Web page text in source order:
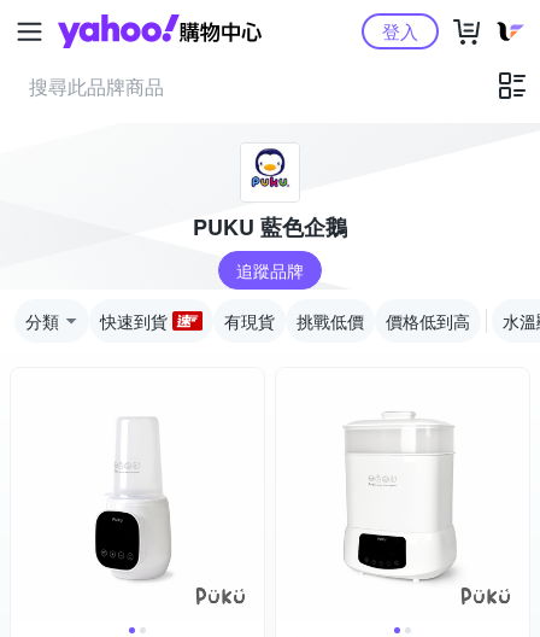
Yahoo購物中心登入
PUKU 藍色企鵝
追蹤品牌
分類 快速到貨 有現貨 挑戰低價 價格低到高 水